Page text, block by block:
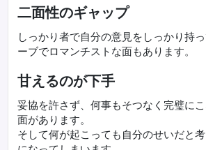
二面性のギャップ
しっかり者で自分の意見をしっかり持
ーブでロマンチストな面もあります。
甘えるのが下手
妥協を許さず、何事もそつなく完璧に
面があります。
そして何が起こっても自分のせいだと